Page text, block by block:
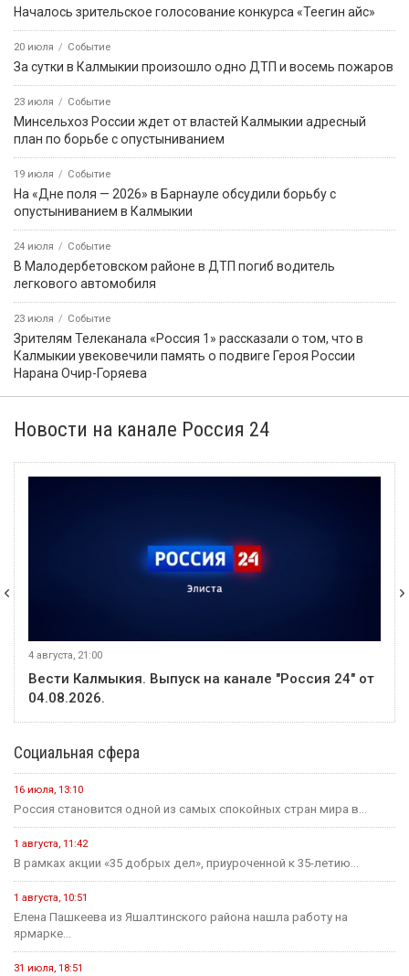
Началось зрительское голосование конкурса «Теегин айс»
20 июля Событие
За сутки в Калмыкии произошло одно ДТП и восемь пожаров
23 июля Событие
Минсельхоз России ждет от властей Калмыкии адресный
план по борьбе с опустыниванием
19 июля Событие
На «Дне поля — 2026» в Барнауле обсудили борьбу с
опустыниванием в Калмыкии
24 июля Событие
В Малодербетовском районе в ДТП погиб водитель
легкового автомобиля
23 июля Событие
Зрителям Телеканала «Россия 1» рассказали о том, что в
Калмыкии увековечили память о подвиге Героя России
Нарана Очир-Горяева
Новости на канале Россия 24
4 августа, 21:00
Вести Калмыкия. Выпуск на канале "Россия 24" от
04.08.2026.
Социальная сфера
16 июля, 13:10
Россия становится одной из самых спокойных стран мира в...
1 августа, 11:42
В рамках акции «35 добрых дел», приуроченной к 35-летию...
1 августа, 10:51
Елена Пашкеева из Яшалтинского района нашла работу на
ярмарке...
31 июля, 18:51